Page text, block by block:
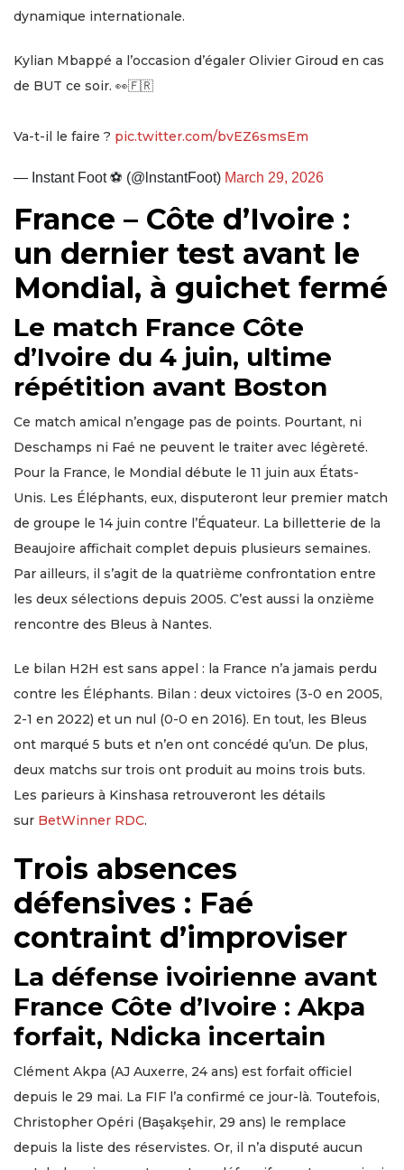
dynamique internationale.
Kylian Mbappé a l’occasion d’égaler Olivier Giroud en cas
de BUT ce soir. 👀🇫🇷
Va-t-il le faire ? pic.twitter.com/bvEZ6smsEm
— Instant Foot ⚽️ (@lnstantFoot) March 29, 2026
France – Côte d’Ivoire :
un dernier test avant le
Mondial, à guichet fermé
Le match France Côte
d’Ivoire du 4 juin, ultime
répétition avant Boston
Ce match amical n’engage pas de points. Pourtant, ni
Deschamps ni Faé ne peuvent le traiter avec légèreté.
Pour la France, le Mondial débute le 11 juin aux États-
Unis. Les Éléphants, eux, disputeront leur premier match
de groupe le 14 juin contre l’Équateur. La billetterie de la
Beaujoire affichait complet depuis plusieurs semaines.
Par ailleurs, il s’agit de la quatrième confrontation entre
les deux sélections depuis 2005. C’est aussi la onzième
rencontre des Bleus à Nantes.
Le bilan H2H est sans appel : la France n’a jamais perdu
contre les Éléphants. Bilan : deux victoires (3-0 en 2005,
2-1 en 2022) et un nul (0-0 en 2016). En tout, les Bleus
ont marqué 5 buts et n’en ont concédé qu’un. De plus,
deux matchs sur trois ont produit au moins trois buts.
Les parieurs à Kinshasa retrouveront les détails
sur BetWinner RDC.
Trois absences
défensives : Faé
contraint d’improviser
La défense ivoirienne avant
France Côte d’Ivoire : Akpa
forfait, Ndicka incertain
Clément Akpa (AJ Auxerre, 24 ans) est forfait officiel
depuis le 29 mai. La FIF l’a confirmé ce jour-là. Toutefois,
Christopher Opéri (Başakşehir, 29 ans) le remplace
depuis la liste des réservistes. Or, il n’a disputé aucun